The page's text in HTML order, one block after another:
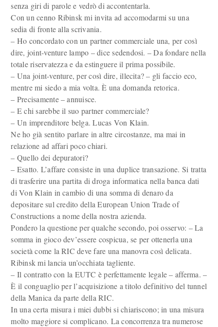
senza giri di parole e vedrò di accontentarla.
Con un cenno Ribinsk mi invita ad accomodarmi su una
sedia di fronte alla scrivania.
– Ho concordato con un partner commerciale una, per così
dire, joint-venture lampo – dice sedendosi. – Da fondare nella
totale riservatezza e da estinguere il prima possibile.
– Una joint-venture, per così dire, illecita? – gli faccio eco,
mentre mi siedo a mia volta. È una domanda retorica.
– Precisamente – annuisce.
– E chi sarebbe il suo partner commerciale?
– Un imprenditore belga. Lucas Von Klain.
Ne ho già sentito parlare in altre circostanze, ma mai in
relazione ad affari poco chiari.
– Quello dei depuratori?
– Esatto. L’affare consiste in una duplice transazione. Si tratta
di trasferire una partita di droga informatica nella banca dati
di Von Klain in cambio di una somma di denaro da
depositare sul credito della European Union Trade of
Constructions a nome della nostra azienda.
Pondero la questione per qualche secondo, poi osservo: – La
somma in gioco dev’essere cospicua, se per ottenerla una
società come la RIC deve fare una manovra così delicata.
Ribinsk mi lancia un’occhiata tagliente.
– Il contratto con la EUTC è perfettamente legale – afferma. –
È il conguaglio per l’acquisizione a titolo definitivo del tunnel
della Manica da parte della RIC.
In una certa misura i miei dubbi si chiariscono; in una misura
molto maggiore si complicano. La concorrenza tra numerose